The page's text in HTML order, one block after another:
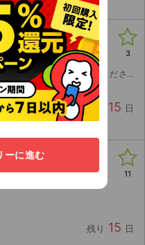
んのう公園
分かりませんのでご検討宜しくお願い致します。 出演］１０－ＦＥＥＴ / ＡＳＩＡＮ Ｋ...
0 件 残り 15 日
3
日通し券】
んのう公園
残り 15 日
11
ーに進む